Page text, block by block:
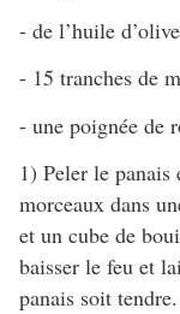
- de l’huile d’olive
- 15 tranches de
- une poignée de
1) Peler le
morceaux dans
et un cube de
baisser le feu et
panais soit tendre.